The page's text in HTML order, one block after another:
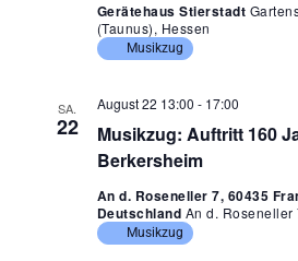
Gerätehaus Stierstadt
(Taunus), Hessen
Musikzug
SA.
22
Musikzug: Auftritt 160
Berkersheim
August 22 13:00 - 17:00
An d. Roseneller 7, 60435
Deutschland An d. Roseneller
Musikzug